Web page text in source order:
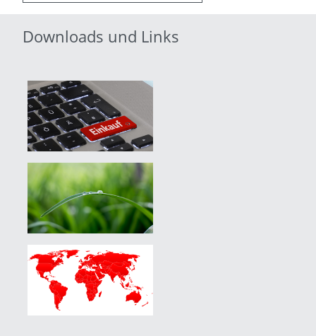
Downloads und Links